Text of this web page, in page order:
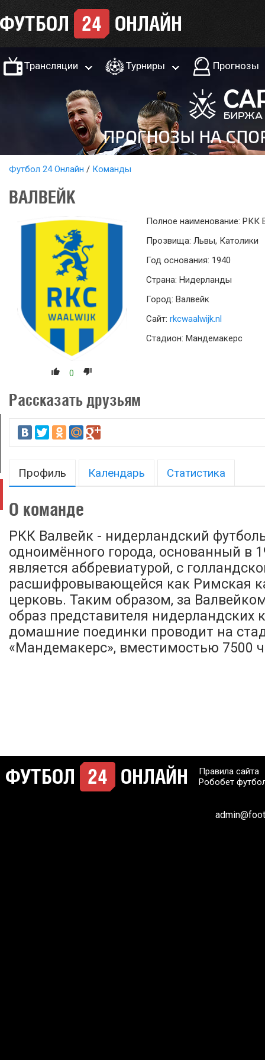
Трансляции Турниры Прогнозы
Футбол 24 Онлайн Команды
ВАЛВЕЙК
0
Полное наименование: РКК
Прозвища: Львы, Католики
Год основания: 1940
Страна: Нидерланды
Город: Валвейк
Сайт: rkcwaalwijk.nl
Стадион: Мандемакерс
Рассказать друзьям
Профиль Календарь Статистика
О команде
РКК Валвейк - нидерландский
одноимённого города, основанный в
является аббревиатурой, с
расшифровывающейся как Римская
церковь. Таким образом, за
образ представителя нидерландских
домашние поединки проводит на
«Мандемакерс», вместимостью 7500
Правила сайта
Робобет